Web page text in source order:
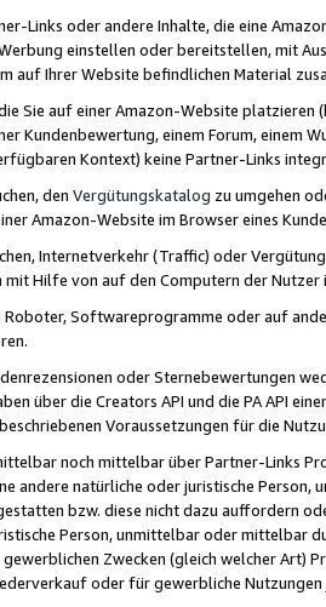
Links oder andere Inhalte, die eine
einstellen oder bereitstellen, mit
auf Ihrer Website befindlichen Material
Sie auf einer Amazon-Website
Kundenbewertung, einem Forum, einem
Kontext) keine Partner-Links
den Vergütungskatalog zu umgehen
Amazon-Website im Browser eines
Internetverkehr (Traffic) oder
mit Hilfe von auf den Computern der
Roboter, Softwareprogramme oder auf
oder Sternebewertungen
über die Creators API und die PA API
Voraussetzungen für die
noch mittelbar über Partner-Links
andere natürliche oder juristische
bzw. diese nicht dazu auffordern
Person, unmittelbar oder mittelbar
Zwecken (gleich welcher Art)
oder für gewerbliche